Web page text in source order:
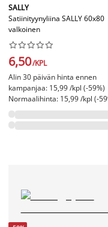
SALLY
Satiinityynyliina SALLY 60x80
valkoinen






6,50/KPL
Alin 30 päivän hinta ennen
kampanjaa: 15,99 /kpl (-59%)
Normaalihinta: 15,99 /kpl (-